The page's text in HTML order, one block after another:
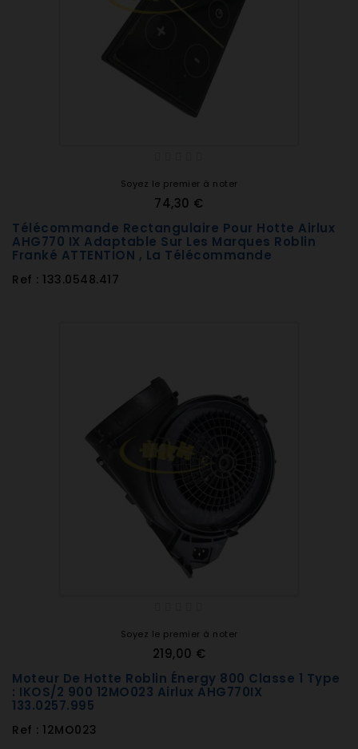
Soyez le premier à noter
74,30 €
Télécommande Rectangulaire Pour Hotte Airlux
AHG770 IX Adaptable Sur Les Marques Roblin
Franké ATTENTION , La Télécommande
Ref : 133.0548.417
Soyez le premier à noter
219,00 €
Moteur De Hotte Roblin Énergy 800 Classe 1 Type
: IKOS/2 900 12MO023 Airlux AHG770IX
133.0257.995
Ref : 12MO023